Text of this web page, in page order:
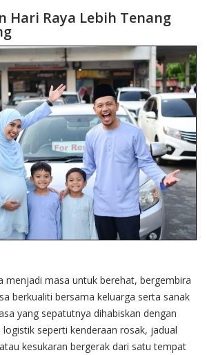
Hari Raya Lebih Tenang
menjadi masa untuk berehat, bergembira
berkualiti bersama keluarga serta sanak
yang sepatutnya dihabiskan dengan
seperti kenderaan rosak, jadual
kesukaran bergerak dari satu tempat